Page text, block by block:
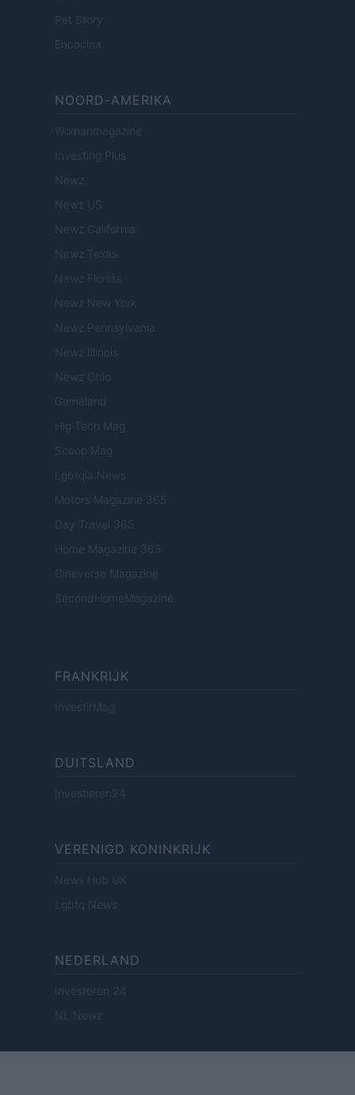
Pet Story
Encocina
NOORD-AMERIKA
Womanmagazine
Investing Plus
Newz
Newz US
Newz California
Newz Texas
Newz Florida
Newz New York
Newz Pennsylvania
Newz Illinois
Newz Ohio
Gameland
Hig Tech Mag
Scoop Mag
Lgbtqia News
Motors Magazine 365
Day Travel 365
Home Magazine 365
Cineverse Magazine
SecondHomeMagazine
FRANKRIJK
InvestirMag
DUITSLAND
Investieren24
VERENIGD KONINKRIJK
News Hub UK
Lgbtq News
NEDERLAND
Investeren 24
NL Newz